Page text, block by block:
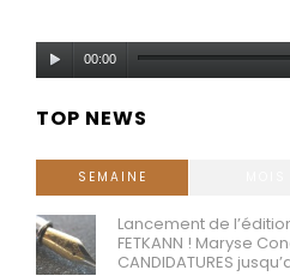
Lecteur00:00
TOP NEWS
SEMAINE
Lancement de
FETKANN ! Maryse
CANDIDATURES